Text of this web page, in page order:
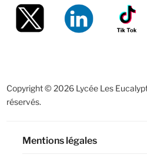
Copyright © 2026 Lycée Les
réservés.
Mentions légales